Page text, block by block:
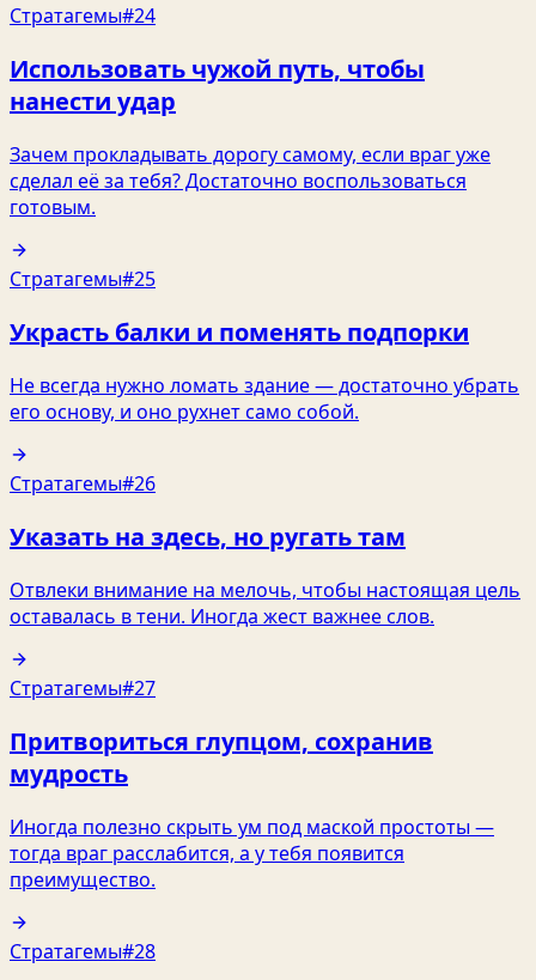
Стратагемы#24
Использовать чужой путь, чтобы
нанести удар
Зачем прокладывать дорогу самому, если враг уже
сделал её за тебя? Достаточно воспользоваться
готовым.
Стратагемы#25
Украсть балки и поменять подпорки
Не всегда нужно ломать здание — достаточно убрать
его основу, и оно рухнет само собой.
Стратагемы#26
Указать на здесь, но ругать там
Отвлеки внимание на мелочь, чтобы настоящая цель
оставалась в тени. Иногда жест важнее слов.
Стратагемы#27
Притвориться глупцом, сохранив
мудрость
Иногда полезно скрыть ум под маской простоты —
тогда враг расслабится, а у тебя появится
преимущество.
Стратагемы#28